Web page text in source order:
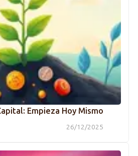
Empieza Hoy Mismo
26/12/2025